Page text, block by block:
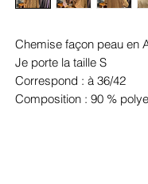
Chemise façon peau en
Je porte la taille S
Correspond : à 36/42
Composition : 90 %